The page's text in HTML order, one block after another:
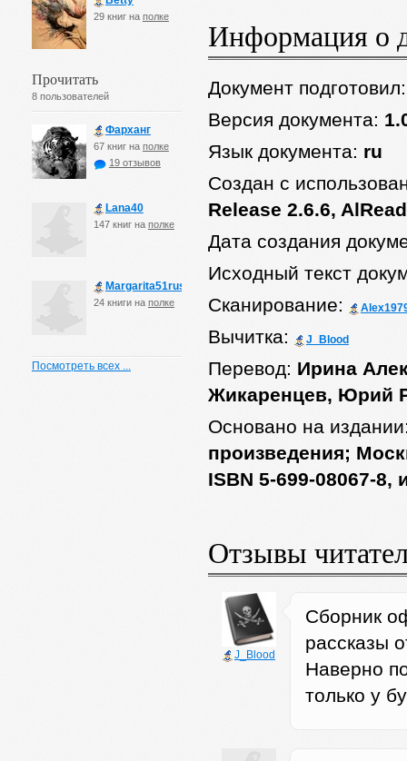
29 книг на полке
Прочитать
8 пользователей
Фарханг
67 книг на полке
19 отзывов
Lana40
147 книг на полке
Margarita51rus
24 книги на полке
Посмотреть всех ...
Информация о
Документ
Версия документа:
Язык документа: ru
Создан с
Release 2.6.6,
Дата создания
Исходный текст
Сканирование:
Вычитка: J_Blood
Перевод: Ирина
Жикаренцев, Юрий
Основано на
произведения;
ISBN 5-699-08067-8,
Отзывы
J_Blood
Сборник
рассказы
Наверно
только у